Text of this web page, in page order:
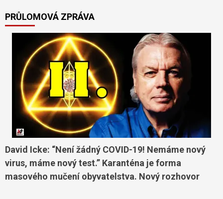
PRŮLOMOVÁ ZPRÁVA
David Icke: “Není žádný COVID-19! Nemáme nový
virus, máme nový test.” Karanténa je forma
masového mučení obyvatelstva. Nový rozhovor